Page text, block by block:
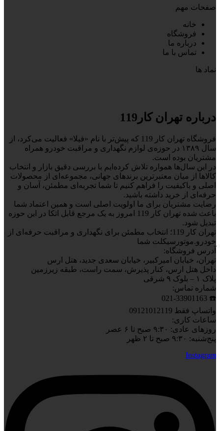
صفحات مهم
خانه
فروشگاه
درباره ما
تماس با ما
نماد ها
درباره تهران کار119
فروشگاه تهران کار 119 که پیش‌تر با نام «فیلا» فعالیت می‌کرد، از
سال ۱۳۸۹ در حوزه‌ی لوازم نگهداری و مراقبت خودرو همراه
مشتریان بوده است.
در این سال‌ها همواره تلاش کرده‌ایم با بررسی دقیق بازار و انتخاب
کالاها از میان معتبرترین برندهای جهانی، مجموعه‌ای از محصولات
اصلی و باکیفیت را فراهم کنیم تا شما تجربه‌ای مطمئن، آسان و
حرفه‌ای از خرید داشته باشید.
رضایت مشتریان برای ما اولویت اصلی است و همین اعتماد شما
باعث شده تهران کار 119 امروز به یک مرجع قابل اتکا در این حوزه
تبدیل شود.
تهران کار 119؛ انتخاب مطمئن برای نگهداری و مراقبت حرفه‌ای از
خودرو.موتورسیکلت شما
آدرس فروشگاه:
تهران، خیابان امیرکبیر، خیابان سعدی جدید، هتل ارس
داخل هتل ارس، کنار پذیرش، سمت راست، طبقه زیرزمین
پلاک ۱ – بلوک ۹ شرقی
شماره تماس:
☎️ 021-33901163
واتساپ فقط 09121012119
ساعات کاری:
روزهای عادی: ۹:۳۰ صبح تا ۶ عصر
پنج‌شنبه: ۹:۳۰ صبح تا ۲ ظهر
Instagram